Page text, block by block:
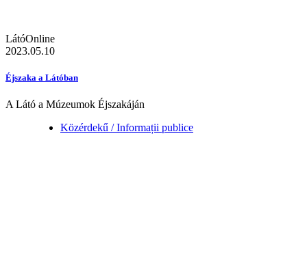
LátóOnline
2023.05.10
Éjszaka a Látóban
A Látó a Múzeumok Éjszakáján
Közérdekű / Informații publice